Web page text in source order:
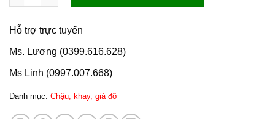
Hỗ trợ trực tuyến
Ms. Lương (0399.616.628)
Ms Linh (0997.007.668)
Danh mục: Chậu, khay, giá đỡ